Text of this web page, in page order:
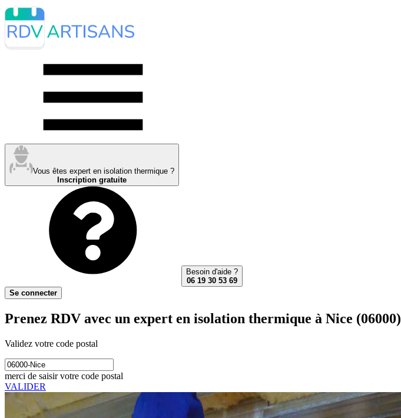
Vous êtes expert en isolation thermique ?
Inscription gratuite
Besoin d'aide ?
06 19 30 53 69
Se connecter
Prenez RDV avec un expert en isolation thermique à Nice (06000)
Validez votre code postal
merci de saisir votre code postal
VALIDER